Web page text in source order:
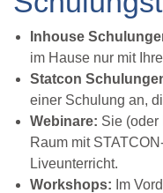
Inhouse
im Hause nur mit
Statcon
einer Schulung an,
Webinare: Sie (oder
Raum mit
Liveunterricht.
Workshops: Im